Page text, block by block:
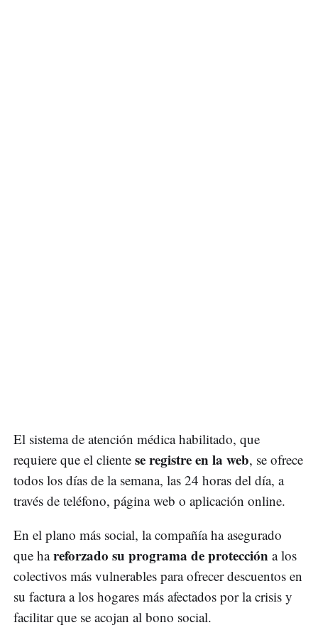
El sistema de atención médica habilitado, que
requiere que el cliente se registre en la web, se ofrece
todos los días de la semana, las 24 horas del día, a
través de teléfono, página web o aplicación online.
En el plano más social, la compañía ha asegurado
que hareforzado su programa de protección a los
colectivos más vulnerables para ofrecer descuentos en
su factura a los hogares más afectados por la crisis y
facilitar que se acojan al bono social.